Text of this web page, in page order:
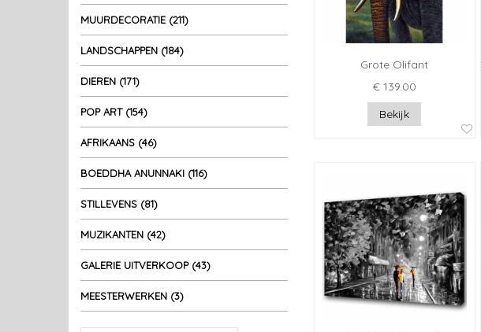
MUURDECORATIE (211)
LANDSCHAPPEN (184)
DIEREN (171)
POP ART (154)
AFRIKAANS (46)
BOEDDHA ANUNNAKI (116)
STILLEVENS (81)
MUZIKANTEN (42)
GALERIE UITVERKOOP (43)
MEESTERWERKEN (3)
Grote Olifant
€ 139.00
Bekijk